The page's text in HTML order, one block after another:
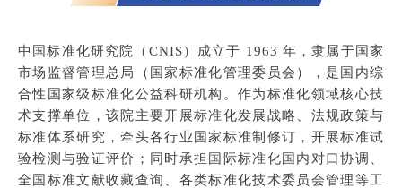
中国标准化研究院（CNIS）成立于 1963 年，隶属于国家
市场监督管理总局（国家标准化管理委员会），是国内综
合性国家级标准化公益科研机构。作为标准化领域核心技
术支撑单位，该院主要开展标准化发展战略、法规政策与
标准体系研究，牵头各行业国家标准制修订，开展标准试
验检测与验证评价；同时承担国际标准化国内对口协调、
全国标准文献收藏查询、各类标准化技术委员会管理等工